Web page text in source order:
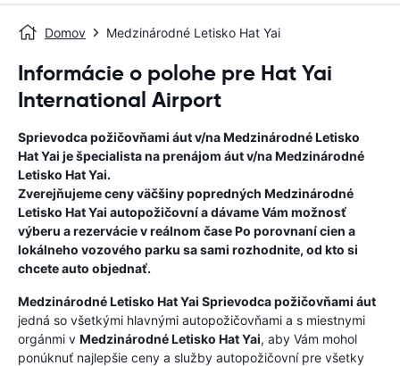
Domov Medzinárodné Letisko Hat Yai
Informácie o polohe pre Hat Yai
International Airport
Sprievodca požičovňami áut v/naMedzinárodné Letisko
Hat Yai je špecialista na prenájom áut v/naMedzinárodné
Letisko Hat Yai.
Zverejňujeme ceny väčšiny popredných Medzinárodné
Letisko Hat Yai autopožičovní a dávame Vám možnosť
výberu a rezervácie v reálnom čase Po porovnaní cien a
lokálneho vozového parku sa sami rozhodnite, od kto si
chcete auto objednať.
Medzinárodné Letisko Hat Yai Sprievodca požičovňami áut
jedná so všetkými hlavnými autopožičovňami a s miestnymi
orgánmi v Medzinárodné Letisko Hat Yai, aby Vám mohol
ponúknuť najlepšie ceny a služby autopožičovní pre všetky